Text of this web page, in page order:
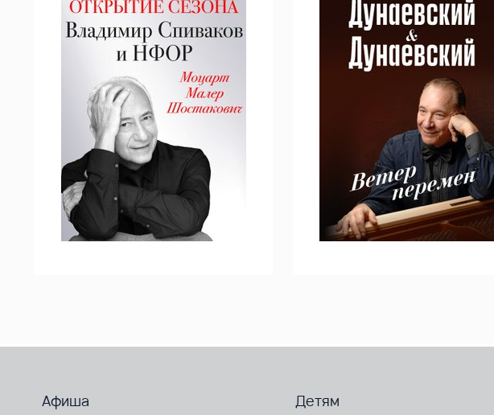
Афиша
Детям